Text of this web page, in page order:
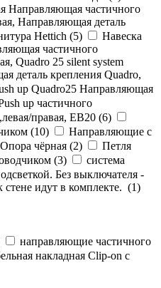
Направляющая частичного
Направляющая деталь
Hettich (5)
Навеска
частичного
Quadro 25 silent system
деталь крепления Quadro,
up Quadro25 Направляющая
up частичного
правая, ЕВ20 (6)
(10)
Направляющие с
Опора чёрная (2)
Петля
(3)
система
Без выключателя -
идут в комплекте. (1)
направляющие частичного
накладная Clip-on с